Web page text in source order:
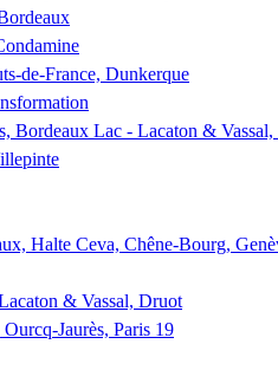
de-France, Dunkerque
Bordeaux Lac - Lacaton &
Halte Ceva, Chêne-Bourg,
& Vassal, Druot
Jaurès, Paris 19